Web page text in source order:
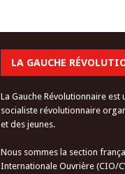
LA GAUCHE
La Gauche Révolutionnaire est
socialiste révolutionnaire
et des jeunes.
Nous sommes la section
Internationale Ouvrière (CIO/